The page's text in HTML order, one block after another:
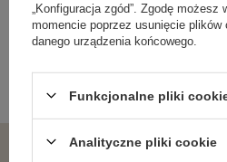
Zapisz się do newslettera i bądź na
bieżąco z aktualnymi promocjami
Zgadzam się na otrzymywanie wiadomości marketingowych na podany
„Konfiguracja zgód”. Zgodę możesz
momencie poprzez usunięcie
danego urządzenia końcowego.
Funkcjonalne pliki
Analityczne pliki cookie